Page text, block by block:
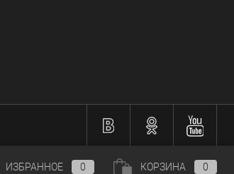
ИЗБРАННОЕ 0 КОРЗИНА 0